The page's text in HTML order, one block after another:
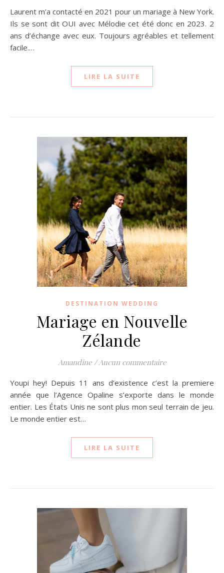
Laurent m’a contacté en 2021 pour un mariage à New York.
Ils se sont dit OUI avec Mélodie cet été donc en 2023. 2
ans d’échange avec eux. Toujours agréables et tellement
facile.…
LIRE LA SUITE
DESTINATION WEDDING
Mariage en Nouvelle
Zélande
Amandine /Aucun commentaire
Youpi hey! Depuis 11 ans d’existence c’est la premiere
année que l’Agence Opaline s’exporte dans le monde
entier. Les États Unis ne sont plus mon seul terrain de jeu.
Le monde entier est…
LIRE LA SUITE